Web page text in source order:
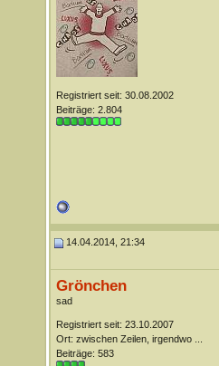
Registriert seit: 30.08.2002
Beiträge: 2.804
14.04.2014, 21:34
Grönchen
sad
Registriert seit: 23.10.2007
Ort: zwischen Zeilen, irgendwo ...
Beiträge: 583